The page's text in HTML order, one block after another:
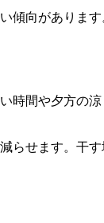
傾向がありま
時間や夕方の
らせます。干